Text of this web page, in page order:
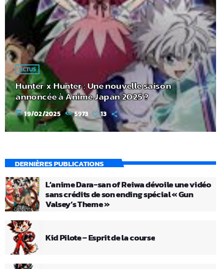
ACTUS
Hunter x Hunter : Une nouvelle saison
annoncée à Anime Japan 2025 ?
today 19/02/2025 5973 13
DERNIÈRES PUBLICATIONS
L’anime Dara-san of Reiwa dévoile une vidéo
sans crédits de son ending spécial « Gun
Valsey’s Theme »
Kid Pilote – Esprit de la course